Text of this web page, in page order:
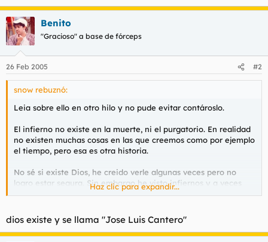
Benito
"Gracioso" a base de fórceps
26 Feb 2005 #2
snow rebuznó:
Leia sobre ello en otro hilo y no pude evitar contároslo.
El infierno no existe en la muerte, ni el purgatorio. En realidad
no existen muchas cosas en las que creemos como por ejemplo
el tiempo, pero esa es otra historia.
No sé si existe Dios, he creido verle algunas veces pero no
logro estar segura. Sin embargo he visto infiernos y a veces
me ha parecido estar atravesando un purgatorio aunque
solo sé que probablemente lo que él llame pecado yo lo
llamaré vida.
Haz clic para expandir...
dios existe y se llama "Jose Luis Cantero"